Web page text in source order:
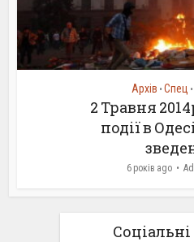
Архів • Спец •
2 Травня
події в
6 років ago